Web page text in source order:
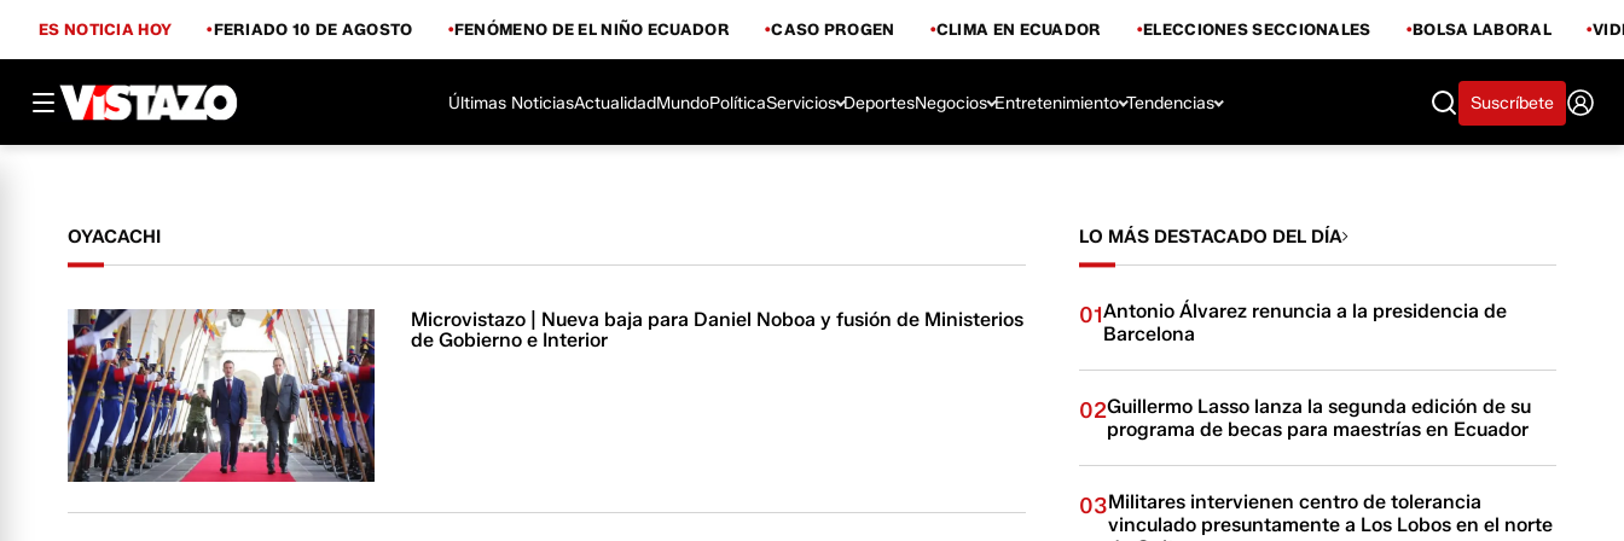
ES NOTICIA HOY FERIADO 10 DE AGOSTO FENÓMENO DE EL NIÑO ECUADOR CASO PROGEN CLIMA EN ECUADOR ELECCIONES SECCIONALES BOLSA LABORAL
Últimas NoticiasActualidadMundoPolíticaServicios DeportesNegocios Entretenimiento Tendencias Suscríbete
OYACACHI
Microvistazo | Nueva baja para Daniel Noboa y fusión de Ministerios
de Gobierno e Interior
LO MÁS DESTACADO DEL DÍA
01Antonio Álvarez renuncia a la presidencia de
Barcelona
02Guillermo Lasso lanza la segunda edición de su
programa de becas para maestrías en Ecuador
03Militares intervienen centro de tolerancia
vinculado presuntamente a Los Lobos en el norte